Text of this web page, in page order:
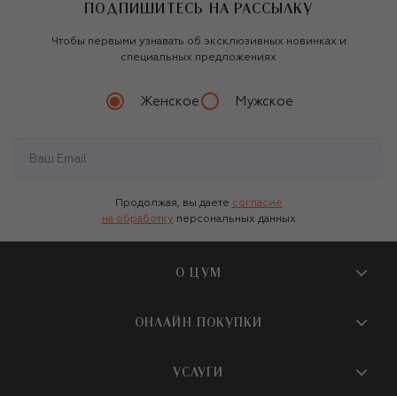
ПОДПИШИТЕСЬ НА РАССЫЛКУ
Чтобы первыми узнавать об эксклюзивных новинках и
специальных предложениях
Женское Мужское
Продолжая, вы даете согласие
на обработку персональных данных
О ЦУМ
О магазине
Бутики и ПВЗ ЦУМ
ОНЛАЙН ПОКУПКИ
УСЛУГИ